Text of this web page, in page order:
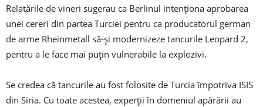
Relatările de vineri sugerau ca Berlinul intenționa aprobarea
unei cereri din partea Turciei pentru ca producatorul german
de arme Rheinmetall să-și modernizeze tancurile Leopard 2,
pentru a le face mai puțin vulnerabile la explozivi.
Se credea că tancurile au fost folosite de Turcia împotriva ISIS
din Siria. Cu toate acestea, experții în domeniul apărării au